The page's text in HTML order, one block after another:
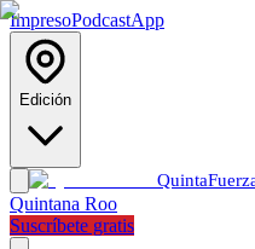
ImpresoPodcastApp
Edición
Quinta
Quintana Roo
Suscríbete gratis